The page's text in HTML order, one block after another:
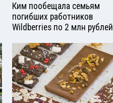
Ким пообещала семьям
погибших работников
Wildberries по 2 млн рублей